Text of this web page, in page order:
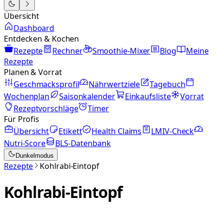
Übersicht
Dashboard
Entdecken & Kochen
Rezepte
Rechner Smoothie-Mixer Blog
Meine
Rezepte
Planen & Vorrat
Geschmacksprofil
Nährwertziele
Tagebuch
Wochenplan
Saisonkalender Einkaufsliste
Vorrat
Rezeptvorschläge
Timer
Für Profis
Übersicht
Etikett Health Claims
LMIV-Check
Nutri-Score
BLS-Datenbank
Dunkelmodus
Rezepte Kohlrabi-Eintopf
Kohlrabi-Eintopf